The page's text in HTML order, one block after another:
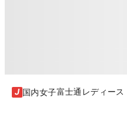
国内女子富士通レディース